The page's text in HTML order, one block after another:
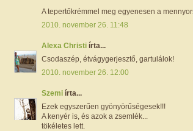
A tepertőkrémmel meg egyenesen a
2010. november 26. 11:48
Alexa Christi írta...
Csodaszép, étvágygerjesztő, gartulálok!
2010. november 26. 12:00
Szemi írta...
Ezek egyszerűen gyönyörűségesek!!!
A kenyér is, és azok a zsemlék...
tökéletes lett.